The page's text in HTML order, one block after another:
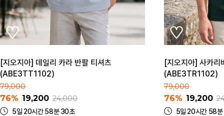
[지오지아] 데일리 카라 반팔 티셔츠
(ABE3TT1102)
79,000
76% 19,200 24,000
5일 20시간 58분 30초
[지오지아] 사카리
(ABE3TR1102)
79,000
76% 19,200
5일 20시간 58